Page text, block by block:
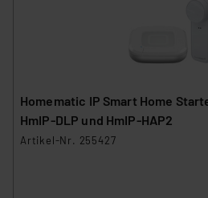
Homematic IP Smart Home
HmIP‑DLP und HmIP-HAP2
Artikel-Nr. 255427